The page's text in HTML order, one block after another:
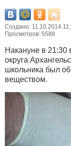
Создано: 11.10.2014
Просмотров: 5588
Накануне в 21:30
округа
школьника был
веществом.